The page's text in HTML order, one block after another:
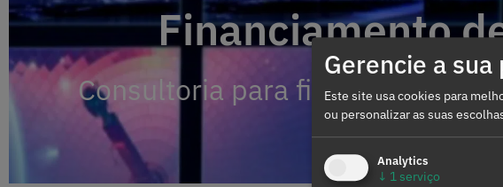
Financiamento
Consultoria para financiamento
Financiamento
Consultoria para financiamento
Gerencie a
Este site usa cookies para
ou personalizar as suas
Analytics
↓ 1 serviço